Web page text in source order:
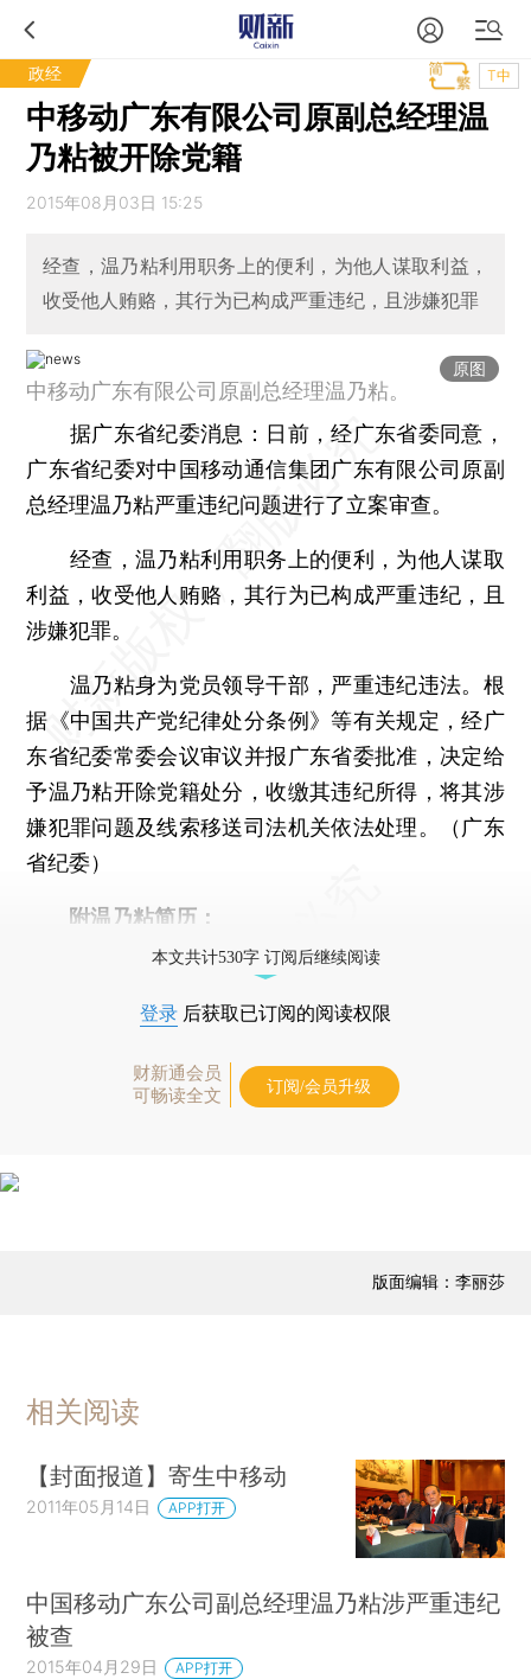
政经 T中
中移动广东有限公司原副总经理温
乃粘被开除党籍
2015年08月03日 15:25
经查，温乃粘利用职务上的便利，为他人谋取利益，
收受他人贿赂，其行为已构成严重违纪，且涉嫌犯罪
原图
中移动广东有限公司原副总经理温乃粘。
据广东省纪委消息：日前，经广东省委同意，
广东省纪委对中国移动通信集团广东有限公司原副
总经理温乃粘严重违纪问题进行了立案审查。
经查，温乃粘利用职务上的便利，为他人谋取
利益，收受他人贿赂，其行为已构成严重违纪，且
涉嫌犯罪。
温乃粘身为党员领导干部，严重违纪违法。根
据《中国共产党纪律处分条例》等有关规定，经广
东省纪委常委会议审议并报广东省委批准，决定给
予温乃粘开除党籍处分，收缴其违纪所得，将其涉
嫌犯罪问题及线索移送司法机关依法处理。（广东
省纪委）
附温乃粘简历：
本文共计530字 订阅后继续阅读
登录 后获取已订阅的阅读权限
财新通会员
可畅读全文
订阅/会员升级
版面编辑：李丽莎
相关阅读
【封面报道】寄生中移动
2011年05月14日 APP打开
中国移动广东公司副总经理温乃粘涉严重违纪
被查
2015年04月29日 APP打开